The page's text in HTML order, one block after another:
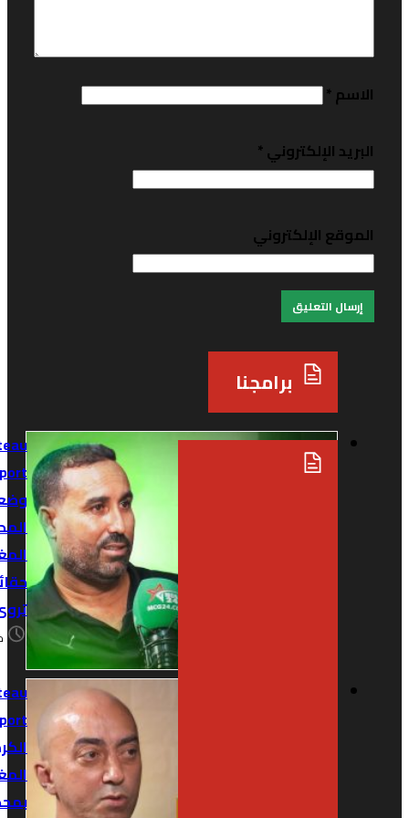
*
الإلكتروني
برامجنا
Plateau
sport:
وضعية
المدربين
المغاربة..
حقائق لم
تروى من قبل
منذ 6 أيام
Plateau
Sport: ملفات
الكرة
المغربية
بمحكمة